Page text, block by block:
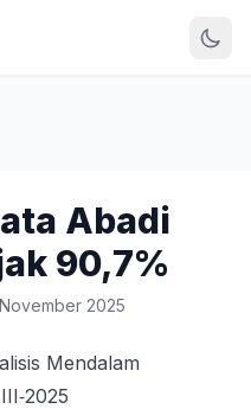
Abadi
90,7%
2025
Mendalam